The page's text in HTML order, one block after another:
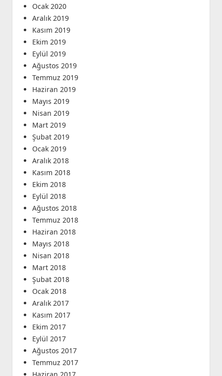
Ocak 2020
Aralık 2019
Kasım 2019
Ekim 2019
Eylül 2019
Ağustos 2019
Temmuz 2019
Haziran 2019
Mayıs 2019
Nisan 2019
Mart 2019
Şubat 2019
Ocak 2019
Aralık 2018
Kasım 2018
Ekim 2018
Eylül 2018
Ağustos 2018
Temmuz 2018
Haziran 2018
Mayıs 2018
Nisan 2018
Mart 2018
Şubat 2018
Ocak 2018
Aralık 2017
Kasım 2017
Ekim 2017
Eylül 2017
Ağustos 2017
Temmuz 2017